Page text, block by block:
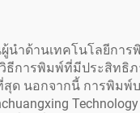
นำด้านเทคโนโลยีกา
ธีการพิมพ์ที่มีประสิทธิ
ด นอกจากนี้ การพิมพ์